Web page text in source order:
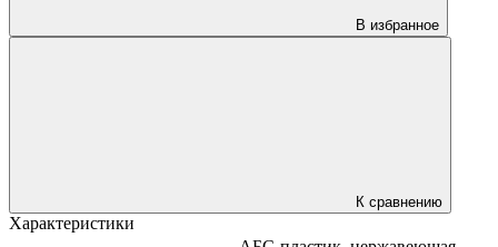
В избранное
К сравнению
Характеристики